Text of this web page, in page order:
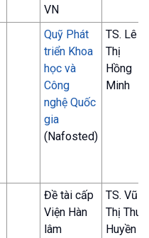
VN
Quỹ Phát
triển Khoa
học và
Công
nghệ Quốc
gia
(Nafosted)
TS. Lê
Thị
Hồng
Minh
Đề tài cấp
Viện Hàn
lâm
TS. Vũ
Thị Thu
Huyền